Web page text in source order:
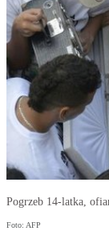
Pogrzeb 14-latka,
Foto: AFP